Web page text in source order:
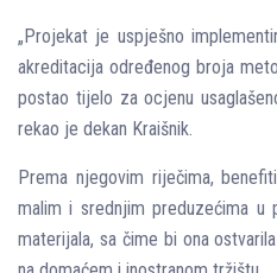
„Projekat je uspješno
akreditacija određenog broja
postao tijelo za ocjenu
rekao je dekan Kraišnik.
Prema njegovim riječima,
malim i srednjim preduzećima u
materijala, sa čime bi ona